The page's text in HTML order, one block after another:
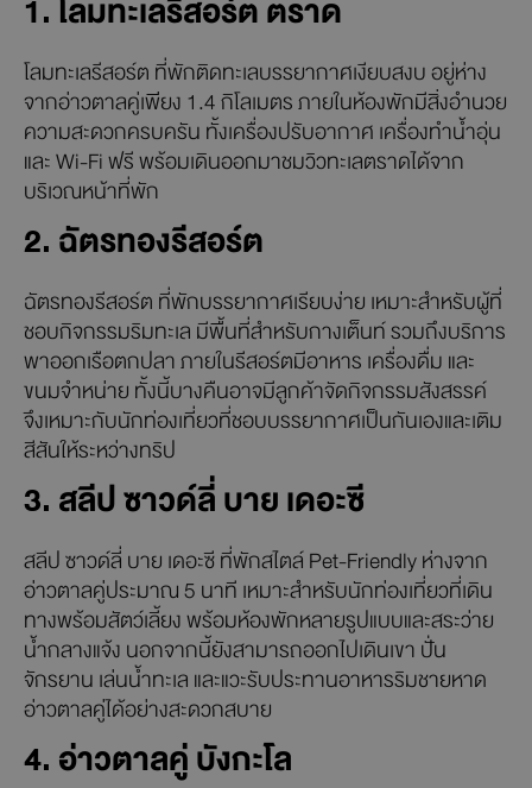
1. โลมทะเลรีสอร์ต ตราด
โลมทะเลรีสอร์ต ที่พักติดทะเลบรรยากาศเงียบสงบ อยู่ห่าง
จากอ่าวตาลคู่เพียง 1.4 กิโลเมตร ภายในห้องพักมีสิ่งอำนวย
ความสะดวกครบครัน ทั้งเครื่องปรับอากาศ เครื่องทำน้ำอุ่น
และ Wi-Fi ฟรี พร้อมเดินออกมาชมวิวทะเลตราดได้จาก
บริเวณหน้าที่พัก
2. ฉัตรทองรีสอร์ต
ฉัตรทองรีสอร์ต ที่พักบรรยากาศเรียบง่าย เหมาะสำหรับผู้ที่
ชอบกิจกรรมริมทะเล มีพื้นที่สำหรับกางเต็นท์ รวมถึงบริการ
พาออกเรือตกปลา ภายในรีสอร์ตมีอาหาร เครื่องดื่ม และ
ขนมจำหน่าย ทั้งนี้บางคืนอาจมีลูกค้าจัดกิจกรรมสังสรรค์
จึงเหมาะกับนักท่องเที่ยวที่ชอบบรรยากาศเป็นกันเองและเติม
สีสันให้ระหว่างทริป
3. สลีป ซาวด์ลี่ บาย เดอะซี
สลีป ซาวด์ลี่ บาย เดอะซี ที่พักสไตล์ Pet-Friendly ห่างจาก
อ่าวตาลคู่ประมาณ 5 นาที เหมาะสำหรับนักท่องเที่ยวที่เดิน
ทางพร้อมสัตว์เลี้ยง พร้อมห้องพักหลายรูปแบบและสระว่าย
น้ำกลางแจ้ง นอกจากนี้ยังสามารถออกไปเดินเขา ปั่น
จักรยาน เล่นน้ำทะเล และแวะรับประทานอาหารริมชายหาด
อ่าวตาลคู่ได้อย่างสะดวกสบาย
4. อ่าวตาลคู่ บังกะโล